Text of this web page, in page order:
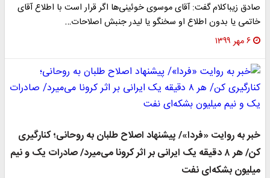
صادق زیباکلام گفت: آقای موسوی خوئینی‌ها اگر قرار است با اطلاع آقای
خاتمی یا بدون اطلاع او سخنگو یا لیدر جنبش اصلاحات…
۶ مهر ۱۳۹۹
خبر به روایت «فردا»/ پیشنهاد اصلاح طلبان به روحانی؛ کنارگیری
کن/ هر ۸ دقیقه یک ایرانی بر اثر کرونا می‌میرد/ صادرات یک و نیم
میلیون بشکه‌ای نفت